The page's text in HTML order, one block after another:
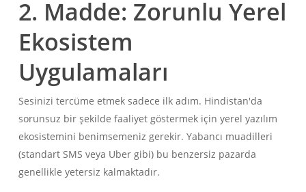
2. Madde: Zorunlu Yerel
Ekosistem
Uygulamaları
Sesinizi tercüme etmek sadece ilk adım. Hindistan'da
sorunsuz bir şekilde faaliyet göstermek için yerel yazılım
ekosistemini benimsemeniz gerekir. Yabancı muadilleri
(standart SMS veya Uber gibi) bu benzersiz pazarda
genellikle yetersiz kalmaktadır.